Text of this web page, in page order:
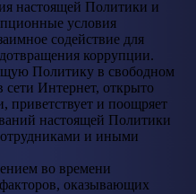
настоящей Политики и
условия
содействие для
коррупции.
Политику в свободном
сети Интернет, открыто
приветствует и поощряет
настоящей Политики
и иными
во времени
оказывающих